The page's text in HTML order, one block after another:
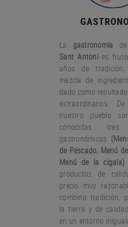
La gastronomía de
Sant Antoni es fruto
años
de tradición,
mezcla de
dado como resultado
extraordinarios.
nuestro
pueblo
conocidas
tres
gastronómicas (
de Pescado, Menú
Menú de la cigala)
productos
de
precio muy
combina tradición,
la tierra y de calidad
en un entorno